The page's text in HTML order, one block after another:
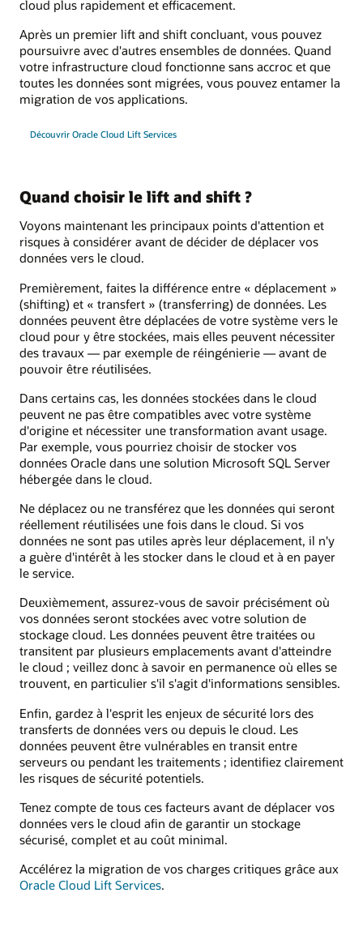
cloud plus rapidement et efficacement.
Après un premier lift and shift concluant, vous pouvez
poursuivre avec d'autres ensembles de données. Quand
votre infrastructure cloud fonctionne sans accroc et que
toutes les données sont migrées, vous pouvez entamer la
migration de vos applications.
Découvrir Oracle Cloud Lift Services
Quand choisir le lift and shift ?
Voyons maintenant les principaux points d'attention et
risques à considérer avant de décider de déplacer vos
données vers le cloud.
Premièrement, faites la différence entre « déplacement »
(shifting) et « transfert » (transferring) de données. Les
données peuvent être déplacées de votre système vers le
cloud pour y être stockées, mais elles peuvent nécessiter
des travaux — par exemple de réingénierie — avant de
pouvoir être réutilisées.
Dans certains cas, les données stockées dans le cloud
peuvent ne pas être compatibles avec votre système
d'origine et nécessiter une transformation avant usage.
Par exemple, vous pourriez choisir de stocker vos
données Oracle dans une solution Microsoft SQL Server
hébergée dans le cloud.
Ne déplacez ou ne transférez que les données qui seront
réellement réutilisées une fois dans le cloud. Si vos
données ne sont pas utiles après leur déplacement, il n'y
a guère d'intérêt à les stocker dans le cloud et à en payer
le service.
Deuxièmement, assurez‑vous de savoir précisément où
vos données seront stockées avec votre solution de
stockage cloud. Les données peuvent être traitées ou
transitent par plusieurs emplacements avant d'atteindre
le cloud ; veillez donc à savoir en permanence où elles se
trouvent, en particulier s'il s'agit d'informations sensibles.
Enfin, gardez à l'esprit les enjeux de sécurité lors des
transferts de données vers ou depuis le cloud. Les
données peuvent être vulnérables en transit entre
serveurs ou pendant les traitements ; identifiez clairement
les risques de sécurité potentiels.
Tenez compte de tous ces facteurs avant de déplacer vos
données vers le cloud afin de garantir un stockage
sécurisé, complet et au coût minimal.
Accélérez la migration de vos charges critiques grâce aux
Oracle Cloud Lift Services.